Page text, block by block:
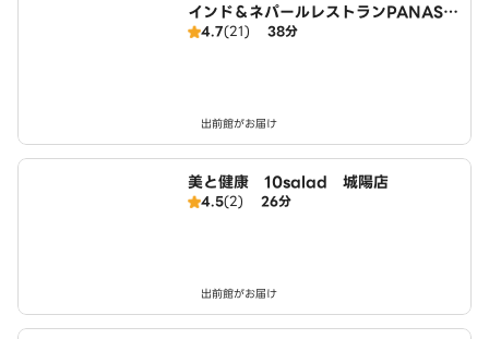
インド＆ネパールレストランPANASH
（パナス）
4.7(21) 38分
出前館がお届け
美と健康 10salad 城陽店
4.5(2) 26分
出前館がお届け